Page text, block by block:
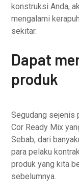
konstruksi Anda,
mengalami
sekitar.
Dapat
produk
Segudang sejenis
Cor Ready Mix
Sebab, dari
para pelaku
produk yang kita
sebelumnya.